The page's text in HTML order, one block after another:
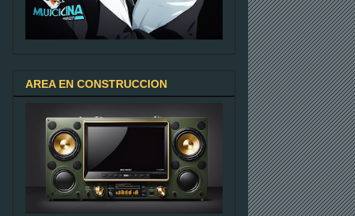
AREA EN CONSTRUCCION